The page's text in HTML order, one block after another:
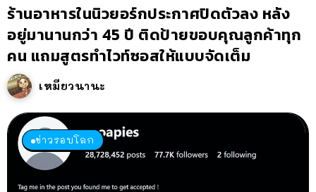
ร้านอาหารในนิวยอร์กประกาศปิดตัวลง หลัง
อยู่มานานกว่า 45 ปี ติดป้ายขอบคุณลูกค้าทุก
คน แถมสูตรทำไวท์ซอสให้แบบจัดเต็ม
เหมียวนานะ
ข่าวรอบโลก